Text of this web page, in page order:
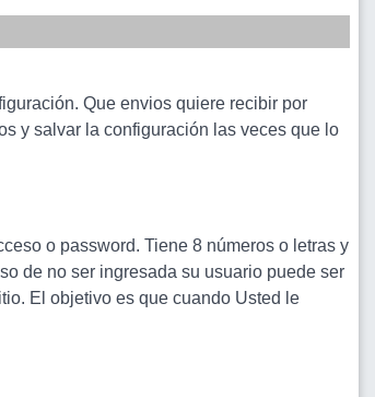
Que envios quiere recibir por
y salvar la configuración las veces que lo
o password. Tiene 8 números o letras y
de no ser ingresada su usuario puede ser
El objetivo es que cuando Usted le